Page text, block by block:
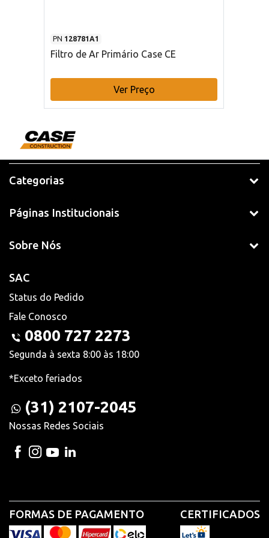
PN 128781A1
Filtro de Ar Primário Case CE
Ver Preço
Categorias
Páginas Institucionais
Sobre Nós
SAC
Status do Pedido
Fale Conosco
0800 727 2273
Segunda à sexta 8:00 às 18:00
*Exceto feriados
(31) 2107-2045
Nossas Redes Sociais
FORMAS DE PAGAMENTO CERTIFICADOS